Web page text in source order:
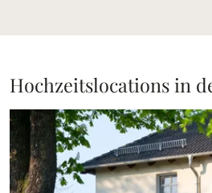
Hochzeitslocations in